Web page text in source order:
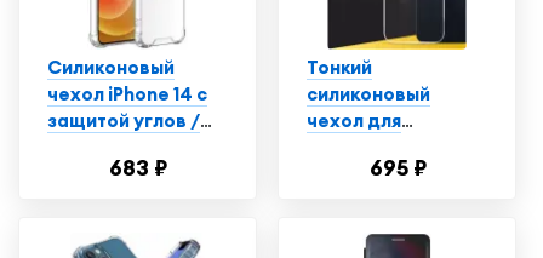
Силиконовый
чехол iPhone 14 с
защитой углов /
на Айфон 14
683 ₽
Тонкий
силиконовый
чехол для
iPhone 14 Plus /
695 ₽